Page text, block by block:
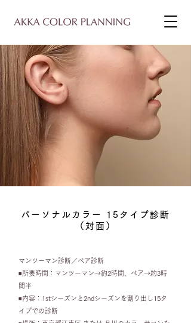
​パーソナルカラー 15タイプ診断
（対面）
マンツーマン診断／ペア診断
◾所要時間：マンツーマン→約2時間、ペア→約3時
間半
◾内容：1stシーズンと2ndシーズンを割り出し15タ
イプでの診断